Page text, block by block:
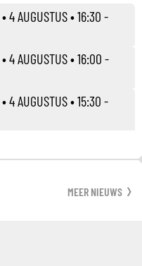
•4 AUGUSTUS• 16:30 -
•4 AUGUSTUS• 16:00 -
•4 AUGUSTUS• 15:30 -
MEER NIEUWS